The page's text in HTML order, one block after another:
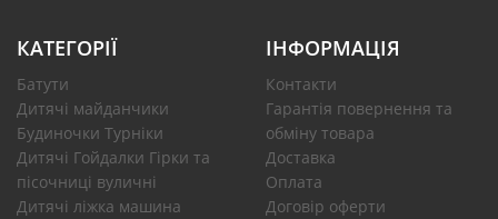
КАТЕГОРІЇ
Батути
Дитячі майданчики
Будиночки Турніки
Дитячі Гойдалки Гірки та
пісочниці вуличні
Дитячі ліжка машина
ІНФОРМАЦІЯ
Контакти
Гарантія повернення та
обміну товара
Доставка
Оплата
Договір оферти